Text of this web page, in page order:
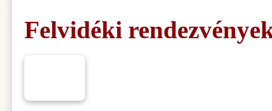
Felvidéki